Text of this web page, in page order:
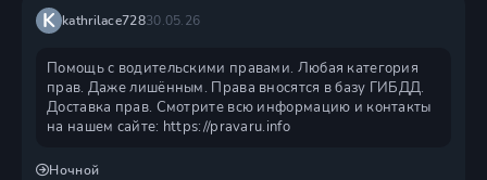
K kathrilace72830.05.26
Помощь с водительскими правами. Любая категория
прав. Даже лишённым. Права вносятся в базу ГИБДД.
Доставка прав. Смотрите всю информацию и контакты
на нашем сайте: https://pravaru.info
Ночной